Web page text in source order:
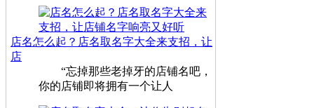
店名怎么起？店名取名字大全来支招，让
店
“忘掉那些老掉牙的店铺名吧，
你的店铺即将拥有一个让人